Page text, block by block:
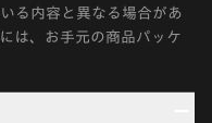
る内容と異なる場合があ
は、お手元の商品パッケ